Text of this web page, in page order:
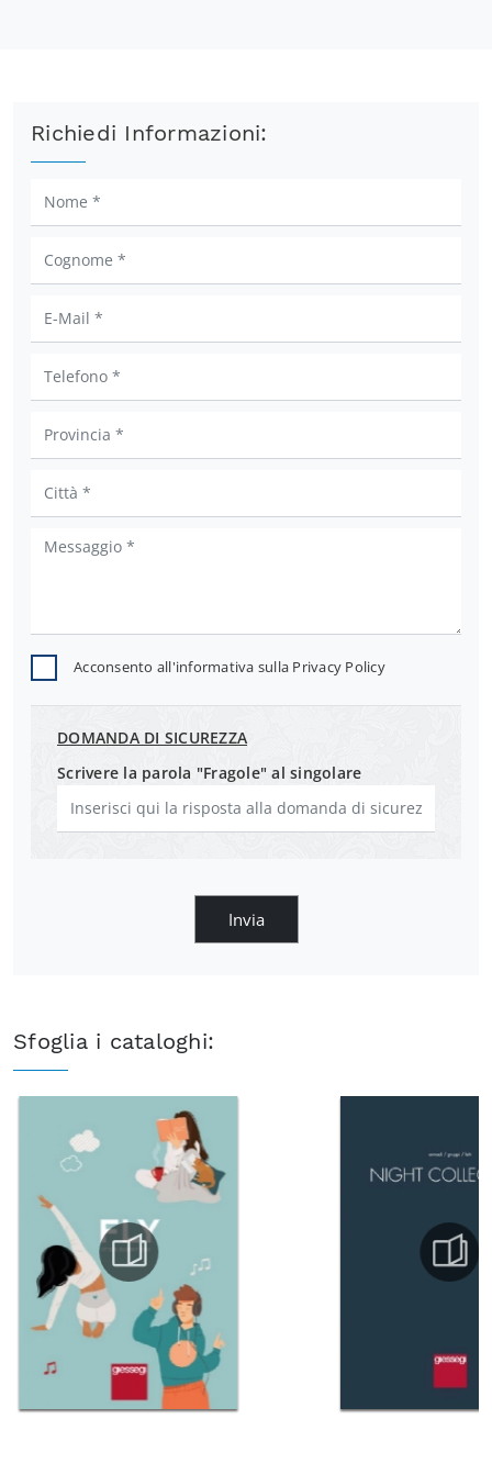
Richiedi Informazioni:
Acconsento all'informativa sulla Privacy Policy
DOMANDA DI SICUREZZA
Scrivere la parola "Fragole" al singolare
Invia
Sfoglia i cataloghi: